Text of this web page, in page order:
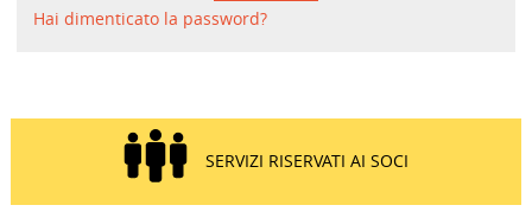
Hai dimenticato la password?
SERVIZI RISERVATI AI SOCI